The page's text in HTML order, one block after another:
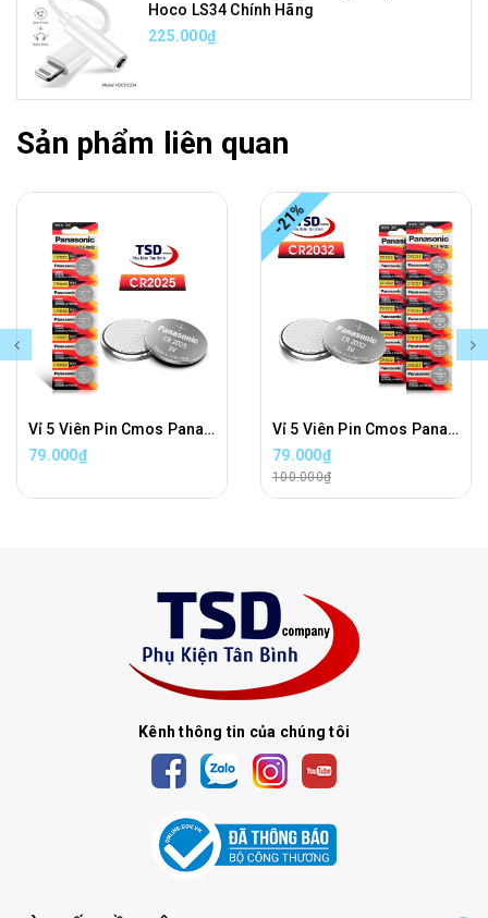
Hoco LS34 Chính Hãng
225.000₫
Sản phẩm liên quan
Vỉ 5 Viên Pin Cmos Panasonic CR2025 Lithium 3V Chính Hãng
79.000₫
-21%
Vỉ 5 Viên Pin Cmos Panasonic CR2032 Lithium 3V Chính Hãng
79.000₫
100.000₫
Kênh thông tin của chúng tôi